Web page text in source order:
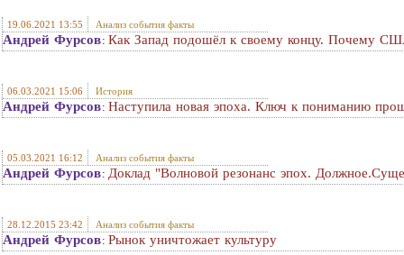
19.06.2021 13:55 Анализ события факты
Андрей Фурсов: Как Запад подошёл к своему концу. Почему
06.03.2021 15:06 История
Андрей Фурсов: Наступила новая эпоха. Ключ к пониманию
05.03.2021 16:12 Анализ события факты
Андрей Фурсов: Доклад "Волновой резонанс эпох.
28.12.2015 23:42 Анализ события факты
Андрей Фурсов: Рынок уничтожает культуру